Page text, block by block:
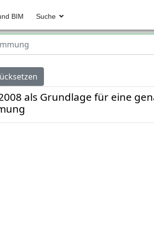
BIM Suche
als Grundlage für eine